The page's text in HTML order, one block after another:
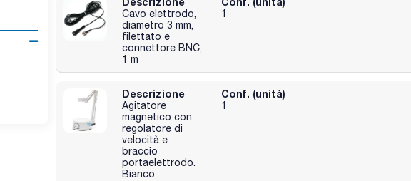
Cavo elettrodo,
diametro 3 mm,
filettato e
connettore BNC,
1 m
1
Descrizione
Agitatore
magnetico con
regolatore di
velocità e
braccio
portaelettrodo.
Bianco
Conf. (unità)
1